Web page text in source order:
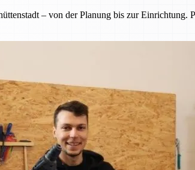
– von der Planung bis zur Einrichtung.